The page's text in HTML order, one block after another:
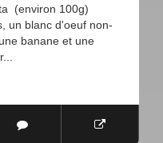
(environ 100g)
un blanc d'oeuf non-
banane et une